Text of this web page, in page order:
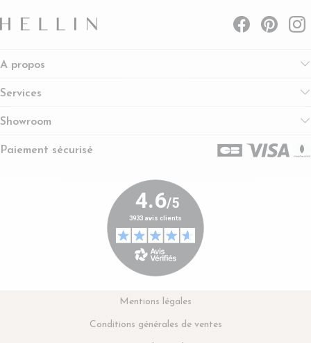
A propos
Services
Showroom
Paiement sécurisé
Mentions légales
Conditions générales de ventes